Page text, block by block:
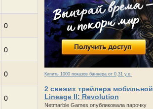
Купить 1000 показов баннера от 0,31 у.е.
2 свежих трейлера мобильной
Lineage II: Revolution
Netmarble Games опубликовала парочку
0
0
0
0